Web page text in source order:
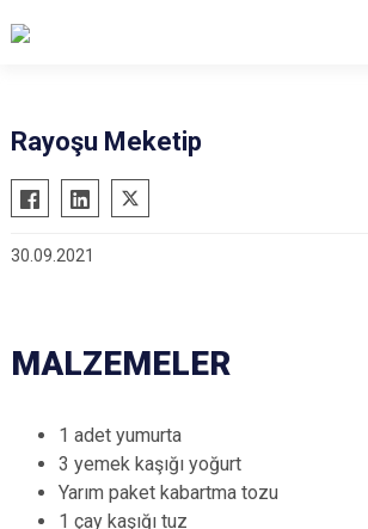
Rayoşu Meketip
30.09.2021
MALZEMELER
1 adet yumurta
3 yemek kaşığı yoğurt
Yarım paket kabartma tozu
1 çay kaşığı tuz